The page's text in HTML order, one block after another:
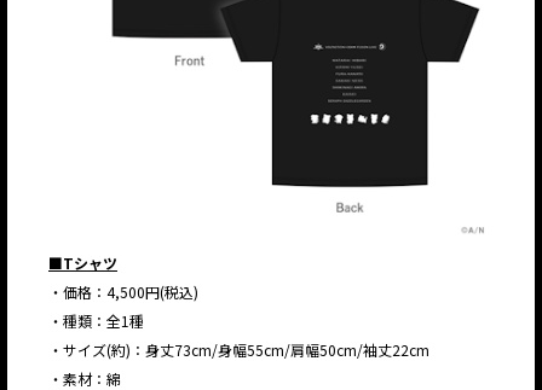
■Tシャツ
・価格：4,500円(税込)
・種類：全1種
・サイズ(約)：身丈73cm/身幅55cm/肩幅50cm/袖丈22cm
・素材：綿